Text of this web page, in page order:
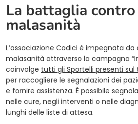
La battaglia
malasanità
L’associazione Codici è impegnata
malasanità attraverso la campagna
coinvolge tutti gli Sportelli presenti sul
per raccogliere le segnalazioni dei
e fornire assistenza. È possibile
nelle cure, negli interventi o nelle
lunghi delle liste di attesa.